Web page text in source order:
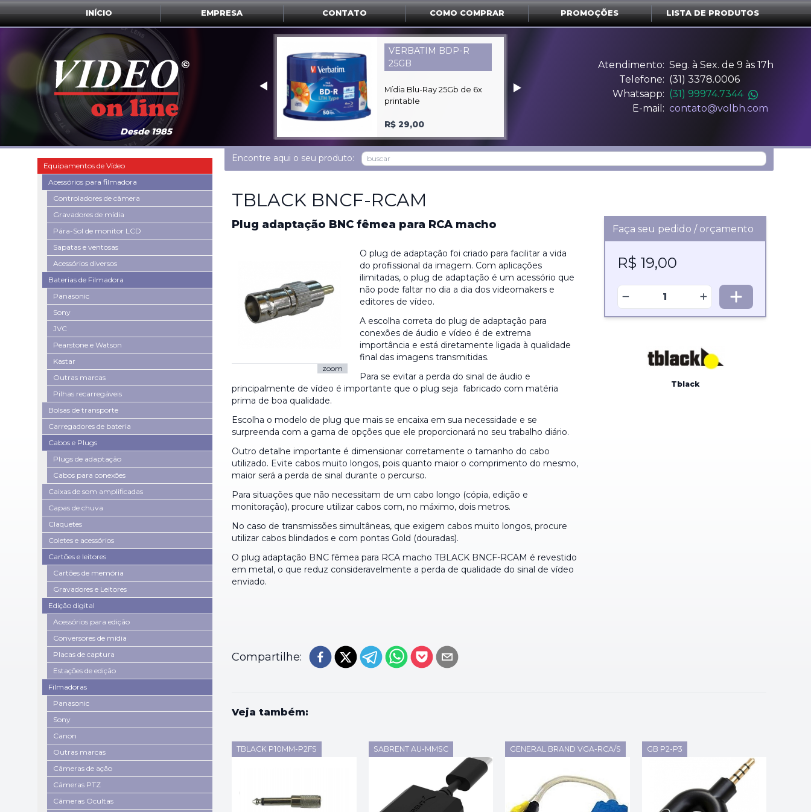
INÍCIO EMPRESA CONTATO COMO COMPRAR PROMOÇÕES LISTA DE PRODUTOS
Desde 1985
MIDLAND GXT1000-
VP4
Rádio walkie talkie
intercom "par"
R$ 1.680,00
‣
‣
Atendimento: Seg. à Sex. de 9 às 17h
Telefone: (31) 3378.0006
Whatsapp: (31) 99974.7344
E-mail: contato@volbh.com
Encontre aqui o seu produto:
Equipamentos de Vídeo
Acessórios para filmadora
Controladores de câmera
Gravadores de mídia
Pára-Sol de monitor LCD
Sapatas e ventosas
Acessórios diversos
Baterias de Filmadora
Panasonic
Sony
JVC
Pearstone e Watson
Kastar
Outras marcas
Pilhas recarregáveis
Bolsas de transporte
Carregadores de bateria
Cabos e Plugs
Plugs de adaptação
Cabos para conexões
Caixas de som amplificadas
Capas de chuva
Claquetes
Coletes e acessórios
Cartões e leitores
Cartões de memória
Gravadores e Leitores
Edição digital
Acessórios para edição
Conversores de mídia
Placas de captura
Estações de edição
Filmadoras
Panasonic
Sony
Canon
Outras marcas
Câmeras de ação
Câmeras PTZ
Câmeras Ocultas
TBLACK BNCF-RCAM
Plug adaptação BNC fêmea para RCA macho
zoom
O plug de adaptação foi criado para facilitar a vida
do profissional da imagem. Com aplicações
ilimitadas, o plug de adaptação é um acessório que
não pode faltar no dia a dia dos videomakers e
editores de vídeo.
A escolha correta do plug de adaptação para
conexões de áudio e vídeo é de extrema
importância e está diretamente ligada à qualidade
final das imagens transmitidas.
Para se evitar a perda do sinal de áudio e
principalmente de vídeo é importante que o plug seja fabricado com matéria
prima de boa qualidade.
Escolha o modelo de plug que mais se encaixa em sua necessidade e se
surpreenda com a gama de opções que ele proporcionará no seu trabalho diário.
Outro detalhe importante é dimensionar corretamente o tamanho do cabo
utilizado. Evite cabos muito longos, pois quanto maior o comprimento do mesmo,
maior será a perda de sinal durante o percurso.
Para situações que não necessitam de um cabo longo (cópia, edição e
monitoração), procure utilizar cabos com, no máximo, dois metros.
No caso de transmissões simultâneas, que exigem cabos muito longos, procure
utilizar cabos blindados e com pontas Gold (douradas).
O plug adaptação BNC fêmea para RCA macho TBLACK BNCF-RCAM é revestido
em metal, o que reduz consideravelmente a perda de qualidade do sinal de vídeo
enviado.
Compartilhe:
Faça seu pedido / orçamento
R$ 19,00
−
+
Tblack
Veja também:
TBLACK P10MM-P2FS SABRENT AU-MMSC GENERAL BRAND VGA-RCA/S GB P2-P3